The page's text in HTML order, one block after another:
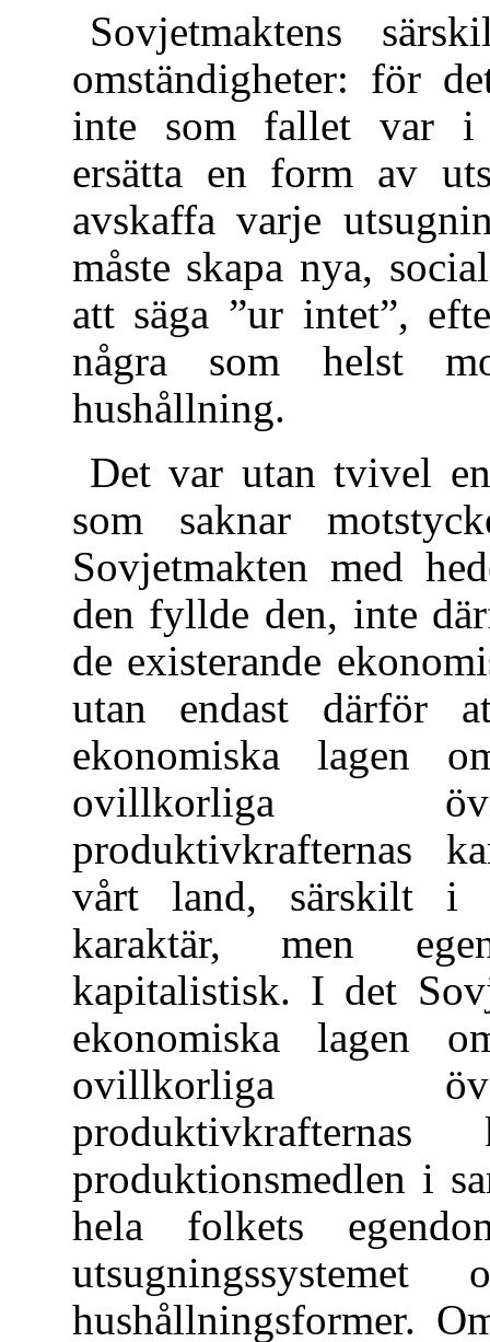
Sovjetmaktens
omständigheter: för
inte som fallet var i
ersätta en form av
avskaffa varje
måste skapa nya,
att säga ”ur intet”,
några som helst
hushållning.
Det var utan tvivel
som saknar
Sovjetmakten med
den fyllde den, inte
de existerande
utan endast därför
ekonomiska lagen
ovillkorliga
produktivkrafternas
vårt land, särskilt i
karaktär, men
kapitalistisk. I det
ekonomiska lagen
ovillkorliga
produktionsmedlen i
hela folkets
hushållningsformer.